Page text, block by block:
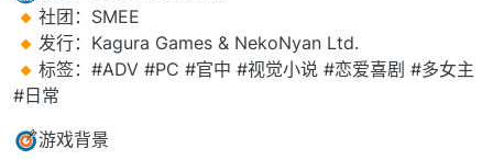
社团：SMEE
发行：Kagura Games & NekoNyan Ltd.
标签：#ADV #PC #官中 #视觉小说 #恋爱喜剧 #多女主
#日常
游戏背景